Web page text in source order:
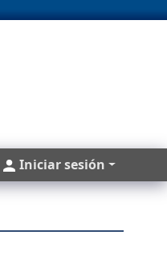
Cuentas
Iniciar sesión